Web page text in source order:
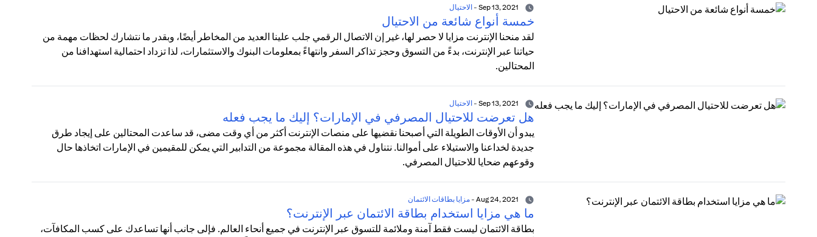
-الاحتيال
خمسة أنواع شائعة من الاحتيال
لقد منحنا الإنترنت مزايا لا حصر لها، غير إن الاتصال الرقمي جلب علينا العديد من المخاطر أيضًا، وبقدر ما نتشارك لحظات مهمة من
حياتنا عبر الإنترنت، بدءً من التسوق وحجز تذاكر السفر وانتهاءً بمعلومات البنوك والاستثمارات، لذا تزداد احتمالية استهدافنا من
المحتالين.
-الاحتيال
هل تعرضت للاحتيال المصرفي في الإمارات؟ إليك ما يجب فعله
يبدو أن الأوقات الطويلة التي أصبحنا نقضيها على منصات الإنترنت أكثر من أي وقت مضى، قد ساعدت المحتالين على إيجاد طرق
جديدة لخداعنا والاستيلاء على أموالنا. نتناول في هذه المقالة مجموعة من التدابير التي يمكن للمقيمين في الإمارات اتخاذها حال
وقوعهم ضحايا للاحتيال المصرفي.
-مزايا بطاقات الائتمان
ما هي مزايا استخدام بطاقة الائتمان عبر الإنترنت؟
بطاقة الائتمان ليست فقط آمنة وملائمة للتسوق عبر الإنترنت في جميع أنحاء العالم. فإلى جانب أنها تساعدك على كسب المكافآت،